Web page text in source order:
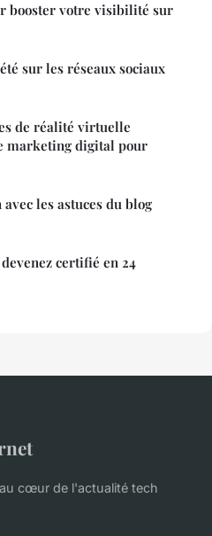
booster votre visibilité sur
sur les réseaux sociaux
de réalité virtuelle
marketing digital pour
les astuces du blog
certifié en 24
cœur de l'actualité tech